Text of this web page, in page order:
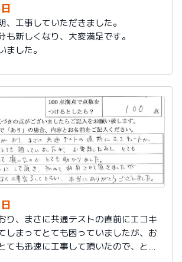
、工事していただきました。
も新しくなり、大変満足です。
ました。
り、まさに共通テストの直前にエコキ
しまってとても困っていましたが、お
ても迅速に工事して頂いたので、とて